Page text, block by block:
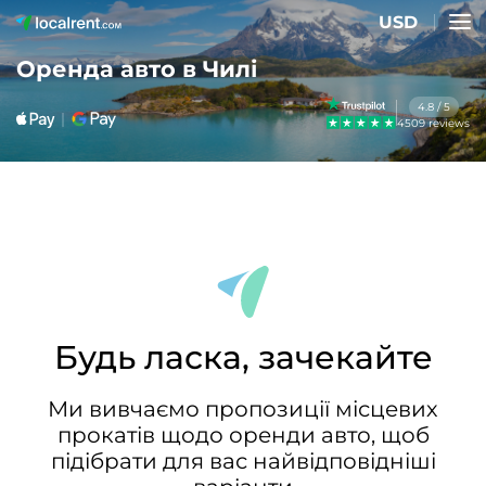
USD
Оренда авто в Чилі
4.8 / 5
4509 reviews
Будь ласка, зачекайте
Ми вивчаємо пропозиції місцевих
прокатів щодо оренди авто, щоб
підібрати для вас найвідповідніші